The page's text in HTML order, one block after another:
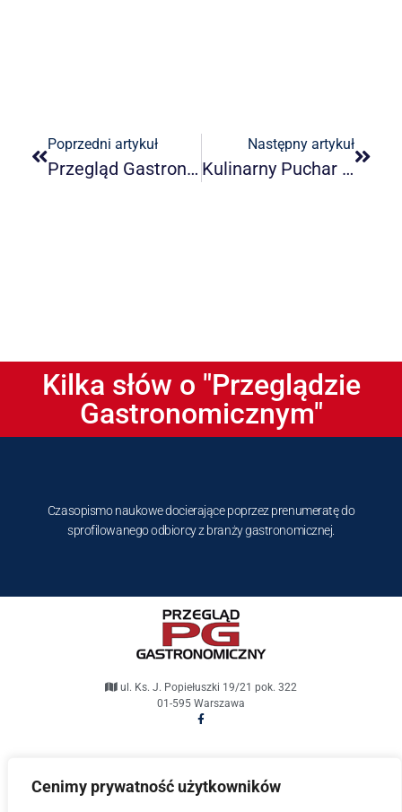
Cenimy prywatność użytkowników
Poprzedni artykuł
Przegląd Gastronomiczny 5/2025
Następny artykuł
Kulinarny Puchar Polskiego Mięsa już niebawem!
Kilka słów o "Przeglądzie
Gastronomicznym"
Czasopismo naukowe docierające poprzez prenumeratę do
sprofilowanego odbiorcy z branży gastronomicznej.
ul. Ks. J. Popiełuszki 19/21 pok. 322
01-595 Warszawa